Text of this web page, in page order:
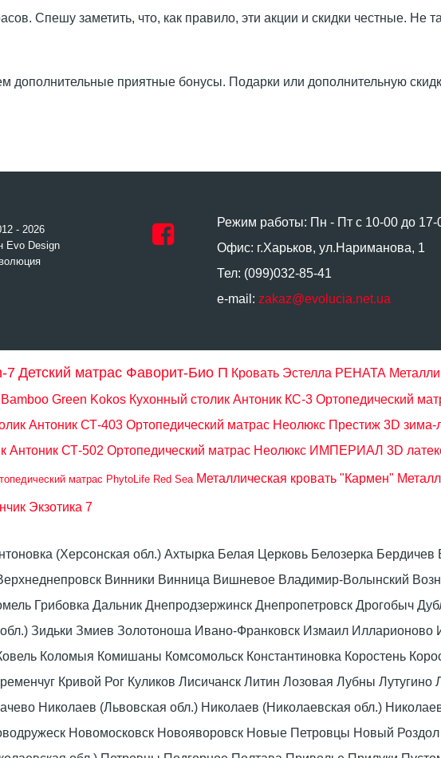
Спешу заметить, что, как правило, эти акции и скидки честные. Не
приятные бонусы. Подарки или дополнительную
- 2026
Evo Design
Режим работы: Пн - Пт с 10-00 до 17-
Офис: г.Харьков, ул.Нариманова, 1
Тел: (099)032-85-41
e-mail: zakaz@evolucia.net.ua
7 Детский матрас Фаворит-Био П Кровать Эстелла РЕНАТА
Green Kokos Кухонный столик Антоник КС-3 Ортопедический
Антоник СТ-403 Ортопедический матрас Неолюкс Престиж 3D зима-
Антоник СТ-502 Ортопедический матрас Неолюкс ИМПЕРИАЛ 3D
матрас PhytoLife Red Sea Металлическая кровать "Кармен"
Экзотика 7
(Херсонская обл.) Ахтырка Белая Церковь Белозерка
Винники Винница Вишневое Владимир-Волынский
Грибовка Дальник Днепродзержинск Днепропетровск Дрогобыч
Зидьки Змиев Золотоноша Ивано-Франковск Измаил
Коломыя Комишаны Комсомольск Константиновка Коростень
Кривой Рог Куликов Лисичанск Литин Лозовая Лубны
Николаев (Львовская обл.) Николаев (Николаевская обл.)
Новомосковск Новояворовск Новые Петровцы Новый